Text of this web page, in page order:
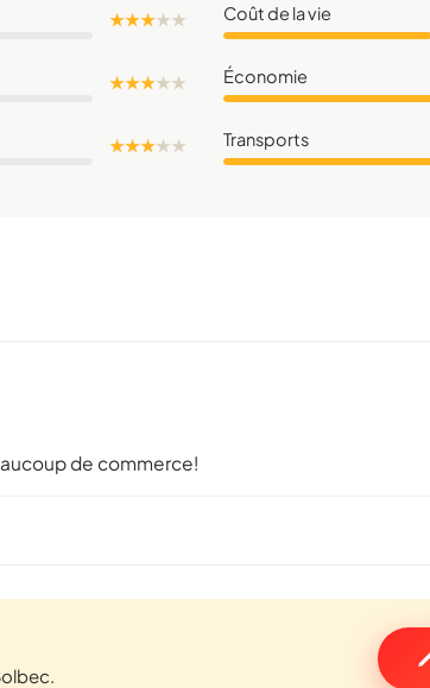
★ ★ ★★★ Coût de la vie
★ ★ ★★★ Économie
★ ★ ★★★ Transports
de commerce!